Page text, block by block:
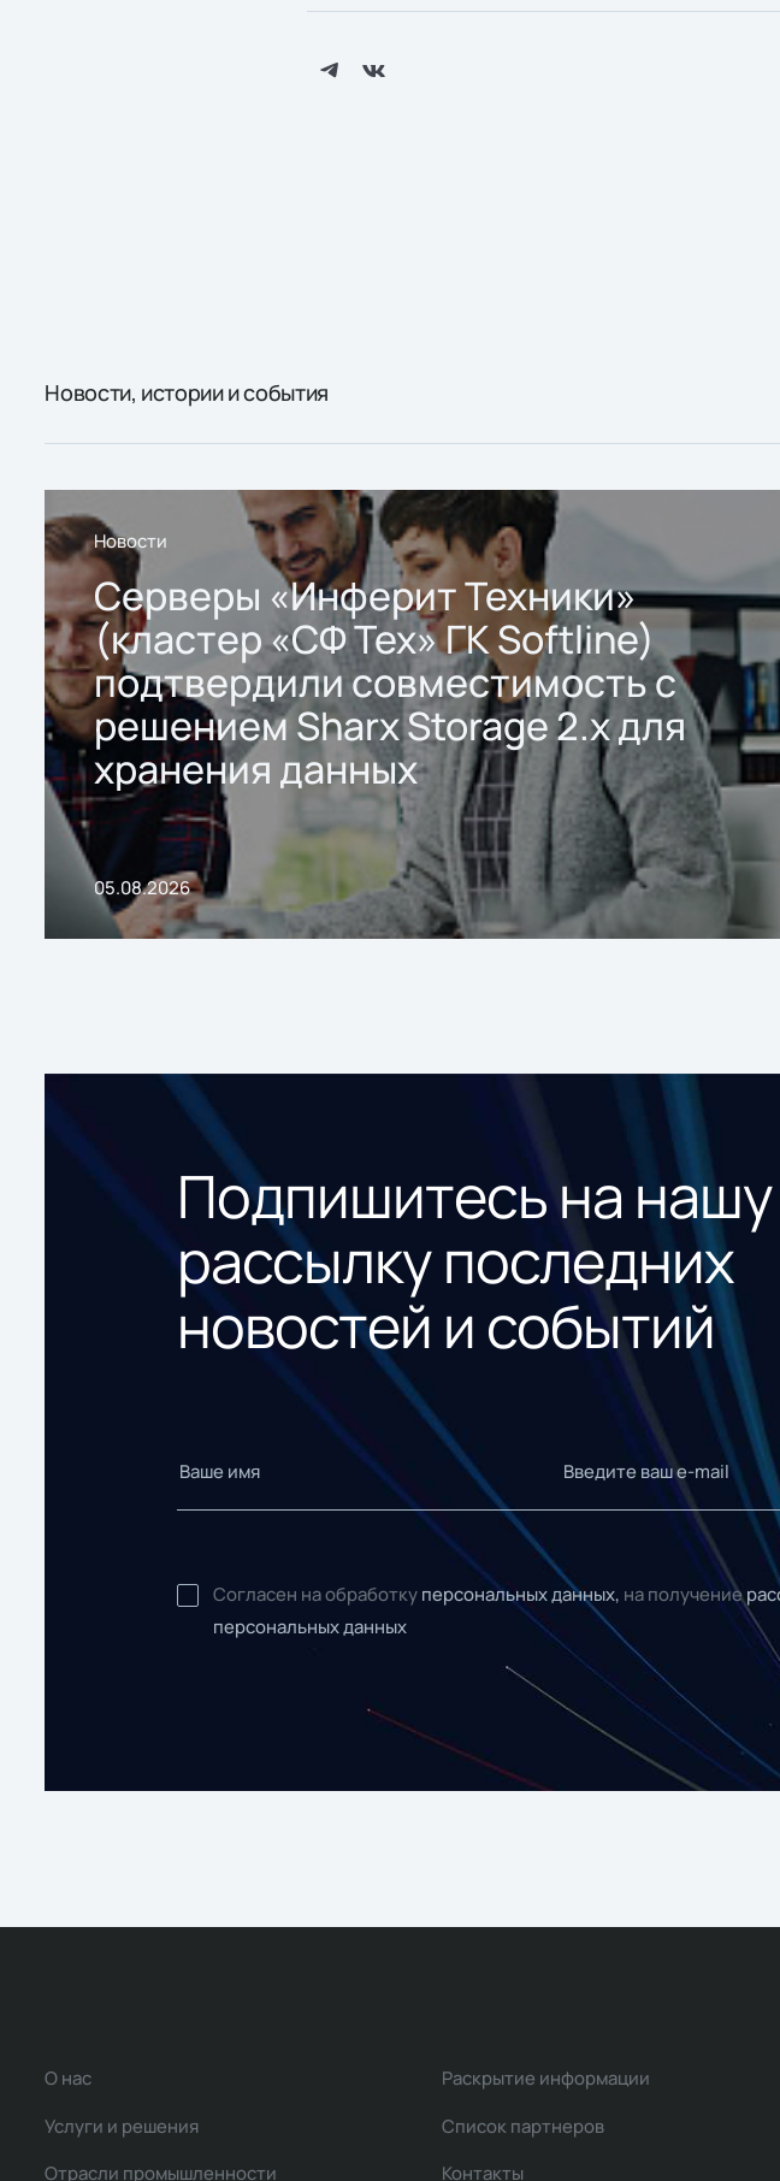
Новости, истории и события
Новости
Серверы «Инферит Техники»
(кластер «СФ Тех» ГК Softline)
подтвердили совместимость с
решением Sharx Storage 2.x для
хранения данных
05.08.2026
Подпишитесь на нашу
рассылку последних
новостей и событий
Согласен на обработку персональных данных, на получение
персональных данных
О нас
Услуги и решения
Отрасли промышленности
Раскрытие информации
Список партнеров
Контакты